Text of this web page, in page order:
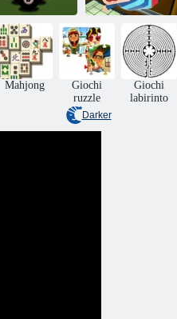
8 Ball Billiards
Classic
Kogama
l'ascensore
Mahjong
Giochi
ruzzle
Giochi
labirinto
Darker